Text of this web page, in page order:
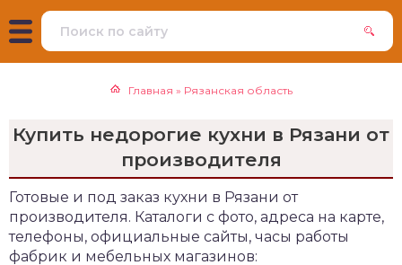
Главная » Рязанская область
Купить недорогие кухни в Рязани от
производителя
Готовые и под заказ кухни в Рязани от
производителя. Каталоги с фото, адреса на карте,
телефоны, официальные сайты, часы работы
фабрик и мебельных магазинов: